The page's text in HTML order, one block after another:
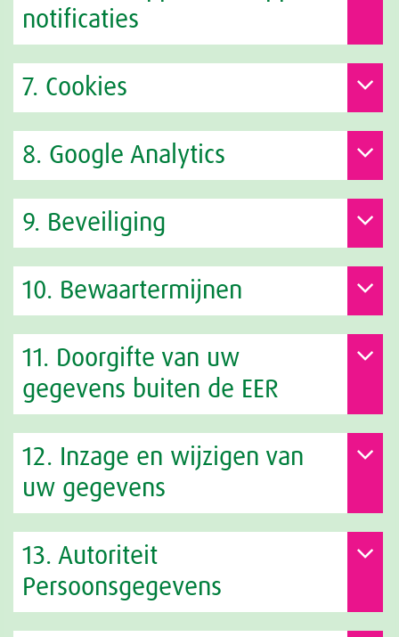
notificaties
7. Cookies
8. Google Analytics
9. Beveiliging
10. Bewaartermijnen
11. Doorgifte van uw
gegevens buiten de EER
12. Inzage en wijzigen van
uw gegevens
13. Autoriteit
Persoonsgegevens